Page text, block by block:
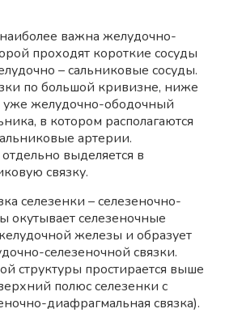
важна желудочно-
проходят короткие сосуды
– сальниковые сосуды.
по большой кривизне, ниже
уже желудочно-ободочный
в котором располагаются
артерии.
выделяется в
связку.
селезенки – селезеночно-
окутывает селезеночные
железы и образует
селезеночной связки.
структуры простирается выше
полюс селезенки с
диафрагмальная связка).